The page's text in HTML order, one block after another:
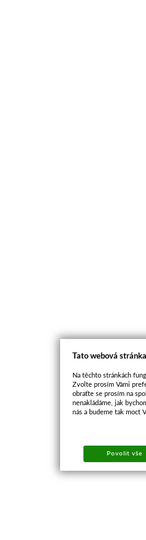
Tato webová
Na těchto stránkách
Zvolte prosím Vámi
obraťte se prosím na
nenakládáme, jak
nás a budeme tak moct
Povolit vše